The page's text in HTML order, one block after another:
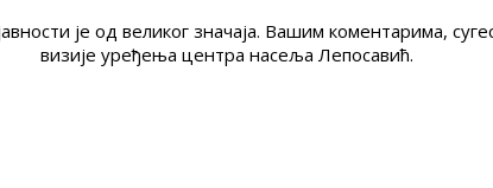
је од великог значаја. Вашим коментарима,
визије уређења центра насеља Лепосавић.